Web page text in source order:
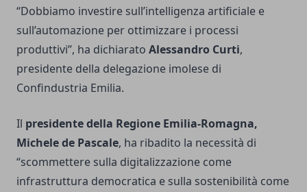
“Dobbiamo investire sull’intelligenza artificiale e
sull’automazione per ottimizzare i processi
produttivi”, ha dichiarato Alessandro Curti,
presidente della delegazione imolese di
Confindustria Emilia.
Il presidente della Regione Emilia-Romagna,
Michele de Pascale, ha ribadito la necessità di
“scommettere sulla digitalizzazione come
infrastruttura democratica e sulla sostenibilità come